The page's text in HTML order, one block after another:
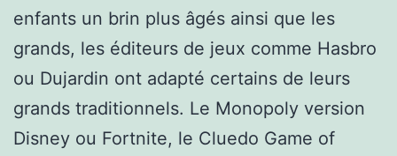
enfants un brin plus âgés ainsi que les
grands, les éditeurs de jeux comme Hasbro
ou Dujardin ont adapté certains de leurs
grands traditionnels. Le Monopoly version
Disney ou Fortnite, le Cluedo Game of